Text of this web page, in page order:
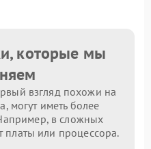
которые мы
взгляд похожи на
могут иметь более
в сложных
платы или процессора.